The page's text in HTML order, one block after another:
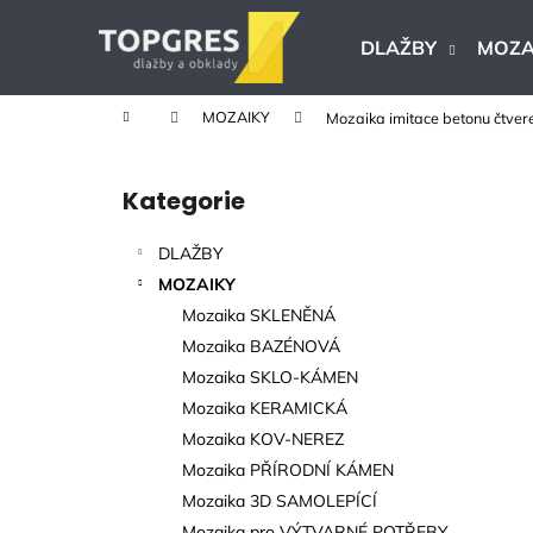
DLAŽBY
Domů MOZAIKY Mozaika imitace betonu
Přeskočit
kategorie
Kategorie
DLAŽBY
MOZAIKY
Mozaika SKLENĚNÁ
Mozaika BAZÉNOVÁ
Mozaika SKLO-KÁMEN
Mozaika KERAMICKÁ
Mozaika KOV-NEREZ
Mozaika PŘÍRODNÍ KÁMEN
Mozaika 3D SAMOLEPÍCÍ
í
Zpět
do
Zpět
do
KERAMICKÁ DLAŽBA VERONA BEIGE